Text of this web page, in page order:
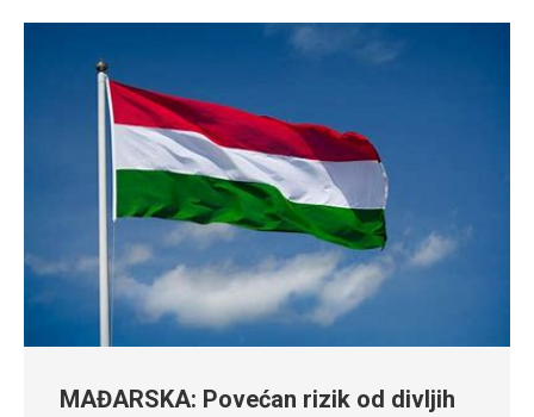
MAĐARSKA: Povećan rizik od divljih